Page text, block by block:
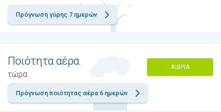
Πρόγνωση γύρης 7 ημερών
Ποιότητα αέρα
τώρα
ΑΊΘΡΙΑ
Πρόγνωση ποιότητας αέρα 6 ημερών